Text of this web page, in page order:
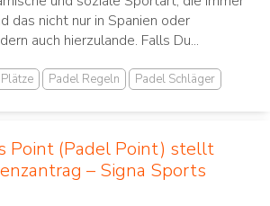
das nicht nur in Spanien oder
auch hierzulande. Falls Du...
Padel Regeln Padel Schläger
Point (Padel Point) stellt
– Signa Sports